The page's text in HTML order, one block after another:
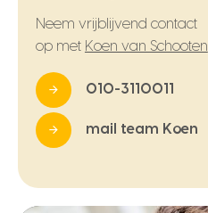
Neem vrijblijvend contact
op met Koen van Schooten
010-3110011
mail team Koen